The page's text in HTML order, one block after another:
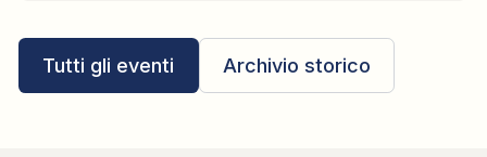
Tutti gli eventi Archivio storico